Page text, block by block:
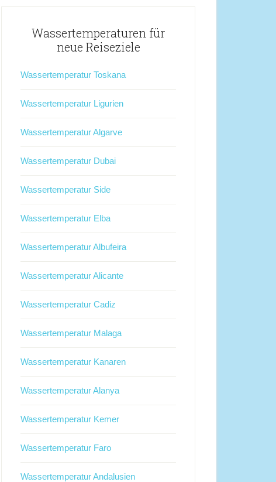
Wassertemperaturen für
neue Reiseziele
Wassertemperatur Toskana
Wassertemperatur Ligurien
Wassertemperatur Algarve
Wassertemperatur Dubai
Wassertemperatur Side
Wassertemperatur Elba
Wassertemperatur Albufeira
Wassertemperatur Alicante
Wassertemperatur Cadiz
Wassertemperatur Malaga
Wassertemperatur Kanaren
Wassertemperatur Alanya
Wassertemperatur Kemer
Wassertemperatur Faro
Wassertemperatur Andalusien